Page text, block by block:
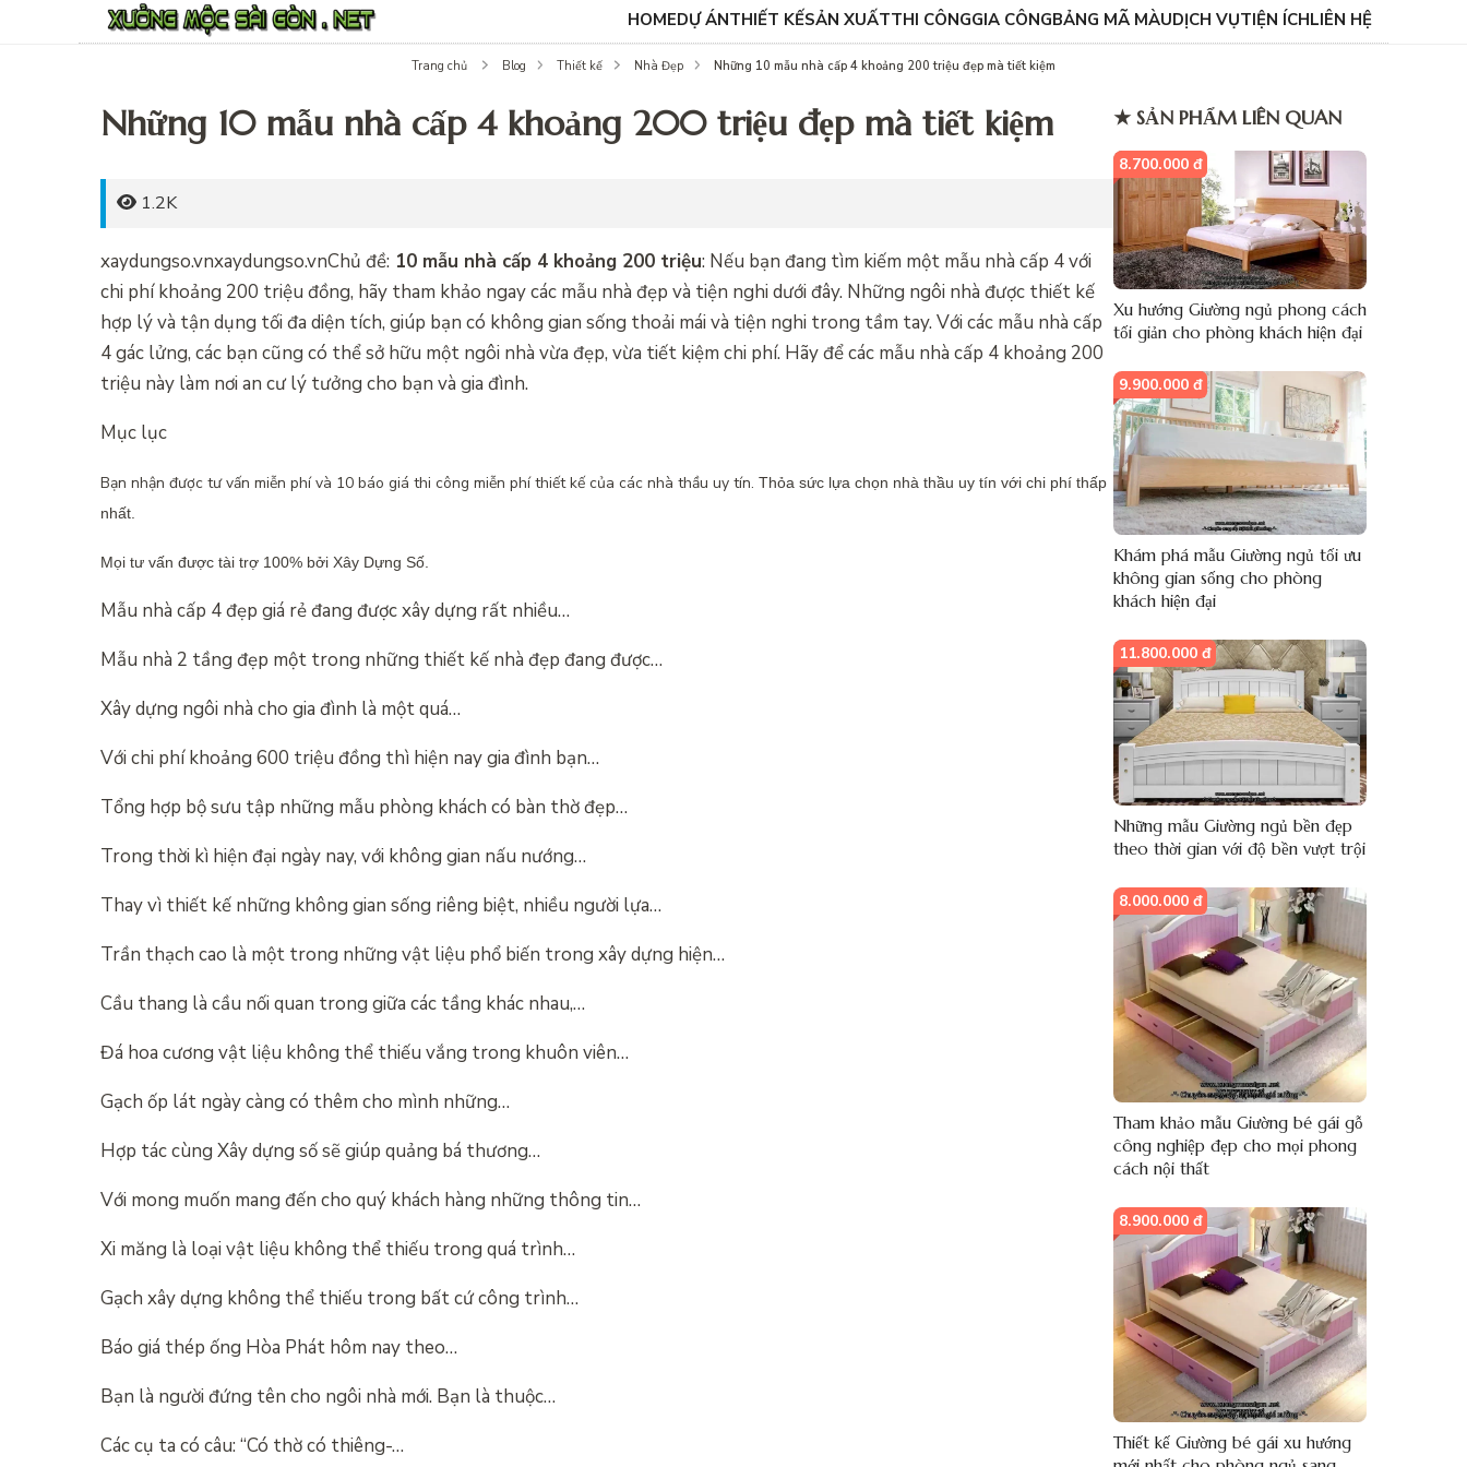
HOMEDỰ ÁNTHIẾT KẾSẢN XUẤTTHI CÔNGGIA CÔNGBẢNG MÃ MÀUDỊCH VỤTIỆN ÍCHLIÊN HỆ
Trang chủ Blog Thiết kế Nhà Đẹp Những 10 mẫu nhà cấp 4 khoảng 200 triệu đẹp mà tiết kiệm
Những 10 mẫu nhà cấp 4 khoảng 200 triệu đẹp mà tiết kiệm
1.2K
xaydungso.vnxaydungso.vnChủ đề: 10 mẫu nhà cấp 4 khoảng 200 triệu: Nếu bạn đang tìm kiếm một mẫu nhà cấp 4 với
chi phí khoảng 200 triệu đồng, hãy tham khảo ngay các mẫu nhà đẹp và tiện nghi dưới đây. Những ngôi nhà được thiết kế
hợp lý và tận dụng tối đa diện tích, giúp bạn có không gian sống thoải mái và tiện nghi trong tầm tay. Với các mẫu nhà cấp
4 gác lửng, các bạn cũng có thể sở hữu một ngôi nhà vừa đẹp, vừa tiết kiệm chi phí. Hãy để các mẫu nhà cấp 4 khoảng 200
triệu này làm nơi an cư lý tưởng cho bạn và gia đình.
Mục lục
Bạn nhận được tư vấn miễn phí và 10 báo giá thi công miễn phí thiết kế của các nhà thầu uy tín. Thỏa sức lựa chọn nhà thầu uy tín với chi phí thấp
nhất.
Mọi tư vấn được tài trợ 100% bởi Xây Dựng Số.
Mẫu nhà cấp 4 đẹp giá rẻ đang được xây dựng rất nhiều…
Mẫu nhà 2 tầng đẹp một trong những thiết kế nhà đẹp đang được…
Xây dựng ngôi nhà cho gia đình là một quá…
Với chi phí khoảng 600 triệu đồng thì hiện nay gia đình bạn…
Tổng hợp bộ sưu tập những mẫu phòng khách có bàn thờ đẹp…
Trong thời kì hiện đại ngày nay, với không gian nấu nướng…
Thay vì thiết kế những không gian sống riêng biệt, nhiều người lựa…
Trần thạch cao là một trong những vật liệu phổ biến trong xây dựng hiện…
Cầu thang là cầu nối quan trong giữa các tầng khác nhau,…
Đá hoa cương vật liệu không thể thiếu vắng trong khuôn viên…
Gạch ốp lát ngày càng có thêm cho mình những…
Hợp tác cùng Xây dựng số sẽ giúp quảng bá thương…
Với mong muốn mang đến cho quý khách hàng những thông tin…
Xi măng là loại vật liệu không thể thiếu trong quá trình…
Gạch xây dựng không thể thiếu trong bất cứ công trình…
Báo giá thép ống Hòa Phát hôm nay theo…
Bạn là người đứng tên cho ngôi nhà mới. Bạn là thuộc…
Các cụ ta có câu: “Có thờ có thiêng-…
★ SẢN PHẨM LIÊN QUAN
8.700.000 đ
Xu hướng Giường ngủ phong cách
tối giản cho phòng khách hiện đại
9.900.000 đ
Khám phá mẫu Giường ngủ tối ưu
không gian sống cho phòng
khách hiện đại
11.800.000 đ
Những mẫu Giường ngủ bền đẹp
theo thời gian với độ bền vượt trội
8.000.000 đ
Tham khảo mẫu Giường bé gái gỗ
công nghiệp đẹp cho mọi phong
cách nội thất
8.900.000 đ
Thiết kế Giường bé gái xu hướng